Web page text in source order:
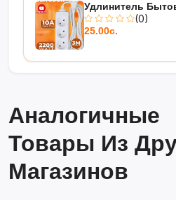
Удлинитель
(0)
25.00с.
Аналогичные
Товары Из
Магазинов